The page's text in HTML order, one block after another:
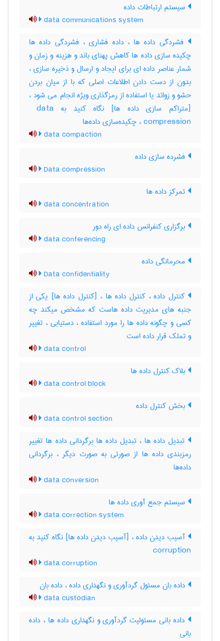
سیستم ارتباطات داده
data communications system
فشردگی داده ها ، داده فشاری ، فشردگی داده ها
چکیده سازی داده ها کاهش پهنای باند و هزینه و زمان و
شمار عناصر داده ای برای ایجاد و ارسال و ذخیره سازی ،
بدون از دست دادن اطلاعات اصلی که با از میان بردن
حشو و زوائد یا استفاده از رمزگذاری ویژه انجام می شود ،
[متراکم سازی داده ها] نگاه کنید به ‎ data
compression ، چکیده‌سازی داده‌ها
data compaction
فشرده سازی داده
Data compression
تمرکز داده ها
data concentration
برگزاری کنفرانس داده ای راه دور
data conferencing
محرمانگی داده
Data confidentiality
کنترل داده ، کنترل داده ها ، [کنترل داده ها] یکی از
جنبه های مدیریت داده هاست که مشخص میکند چه
کسی و چگونه داده ها را مورد استفاده ، دستیابی ، تغییر
و تملک قرار داده است
data control
بلاک کنترل داده ها
data control block
بخش کنترل داده
data control section
تبدیل داده ها ، تبدیل داده ها برگردانی داده ها تغییر
رمزبندی داده ها از صورتی به صورت دیگر ، برگردانی
داده‌ها
data conversion
سیستم جمع آوری داده ها
data correction system
آسیب دیدن داده ، [آسیب دیدن داده ها] نگاه کنید به
‎ corruption
data corruption
داده بان مسئول گردآوری و نگهداری داده ، داده ‌بان
data custodian
داده بانی مسئولیت گردآوری و نگهداری داده ها ، داده
‌بانی